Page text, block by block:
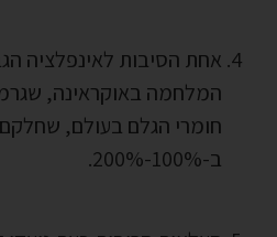
אחת הסיבות לאינפלציה
המלחמה באוקראינה,
חומרי הגלם בעולם, שחלקם
ב-100%-200%.